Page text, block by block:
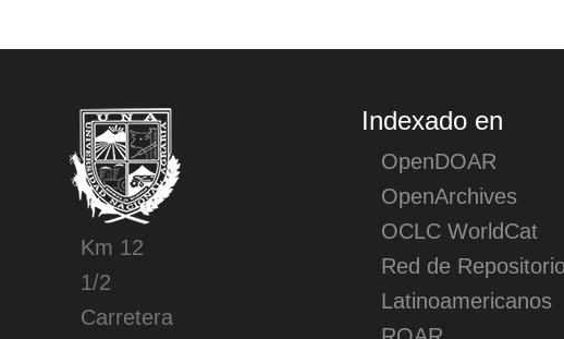
Km 12
1/2
Carretera
Indexado en
OpenDOAR
OpenArchives
OCLC WorldCat
Red de
Latinoamericanos